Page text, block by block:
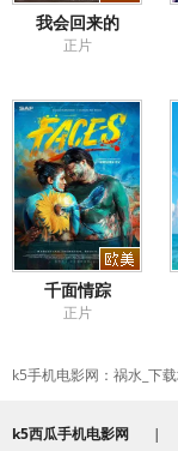
我会回来的
正片
千面情踪
正片
k5手机电影网：祸水_下载
k5西瓜手机电影网 |